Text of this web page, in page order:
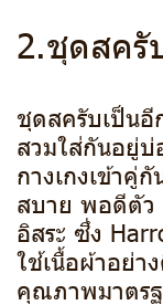
2.ชุดสครั
ชุดสครับเป็น
สวมใส่กันอยู่บ่
กางเกงเข้าคู่
สบาย พอดีตัว
อิสระ ซึ่ง
ใช้เนื้อผ้าอย่า
คุณภาพมาตร